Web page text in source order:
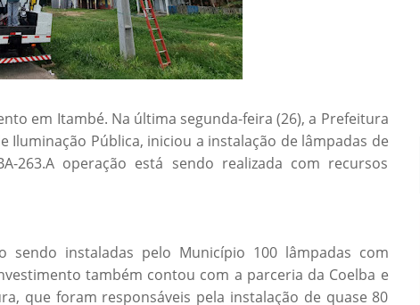
em Itambé. Na última segunda-feira (26), a Prefeitura
Iluminação Pública, iniciou a instalação de lâmpadas de
263.A operação está sendo realizada com recursos
sendo instaladas pelo Município 100 lâmpadas com
também contou com a parceria da Coelba e
que foram responsáveis pela instalação de quase 80